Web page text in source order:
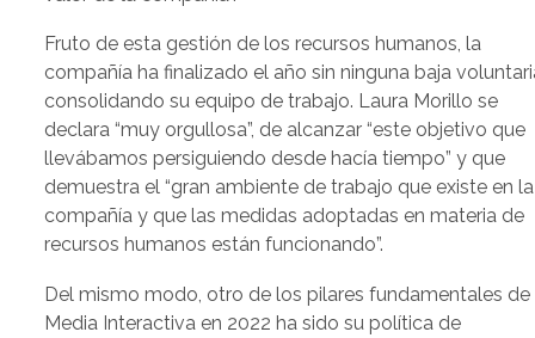
Fruto de esta gestión de los recursos humanos, la
compañía ha finalizado el año sin ninguna baja
consolidando su equipo de trabajo. Laura Morillo se
declara “muy orgullosa”, de alcanzar “este objetivo que
llevábamos persiguiendo desde hacía tiempo” y que
demuestra el “gran ambiente de trabajo que existe en la
compañía y que las medidas adoptadas en materia de
recursos humanos están funcionando”.
Del mismo modo, otro de los pilares fundamentales de
Media Interactiva en 2022 ha sido su política de